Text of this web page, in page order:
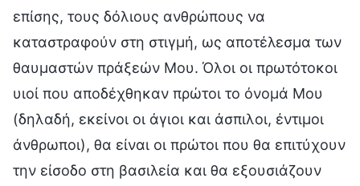
επίσης, τους δόλιους ανθρώπους να
καταστραφούν στη στιγμή, ως αποτέλεσμα των
θαυμαστών πράξεών Μου. Όλοι οι πρωτότοκοι
υιοί που αποδέχθηκαν πρώτοι το όνομά Μου
(δηλαδή, εκείνοι οι άγιοι και άσπιλοι, έντιμοι
άνθρωποι), θα είναι οι πρώτοι που θα επιτύχουν
την είσοδο στη βασιλεία και θα εξουσιάζουν